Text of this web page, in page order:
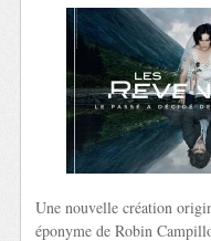
Une nouvelle création
éponyme de Robin